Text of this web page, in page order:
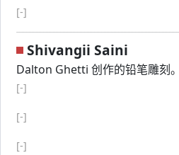
[-]
Shivangii Saini
Dalton Ghetti 创作的铅笔雕刻。
[-]
[-]
[-]